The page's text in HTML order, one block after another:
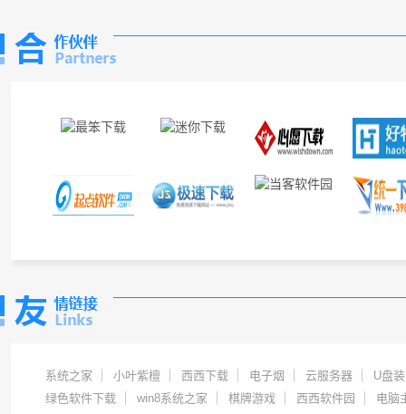
系统之家 小叶紫檀 西西下载 电子烟 云服务器
U盘
绿色软件下载
win8系统之家 棋牌游戏 西西软件园 电脑